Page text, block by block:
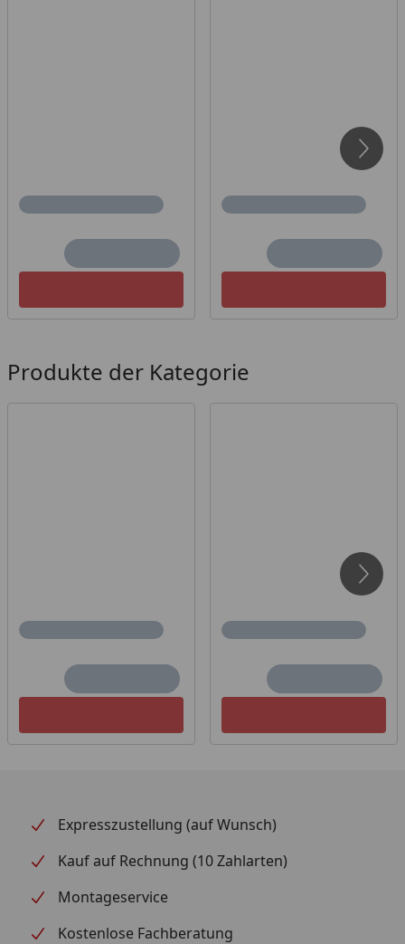
Produkte der Kategorie
Expresszustellung (auf Wunsch)
Kauf auf Rechnung (10 Zahlarten)
Montageservice
Kostenlose Fachberatung